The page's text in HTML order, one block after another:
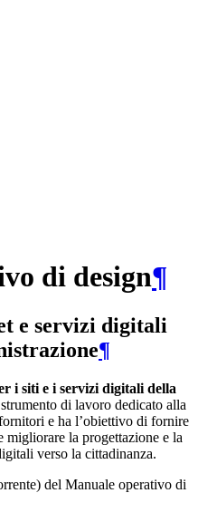
di design¶
e servizi digitali
¶
i siti e i servizi digitali della
di lavoro dedicato alla
e ha l’obiettivo di fornire
migliorare la progettazione e la
verso la cittadinanza.
del Manuale operativo di